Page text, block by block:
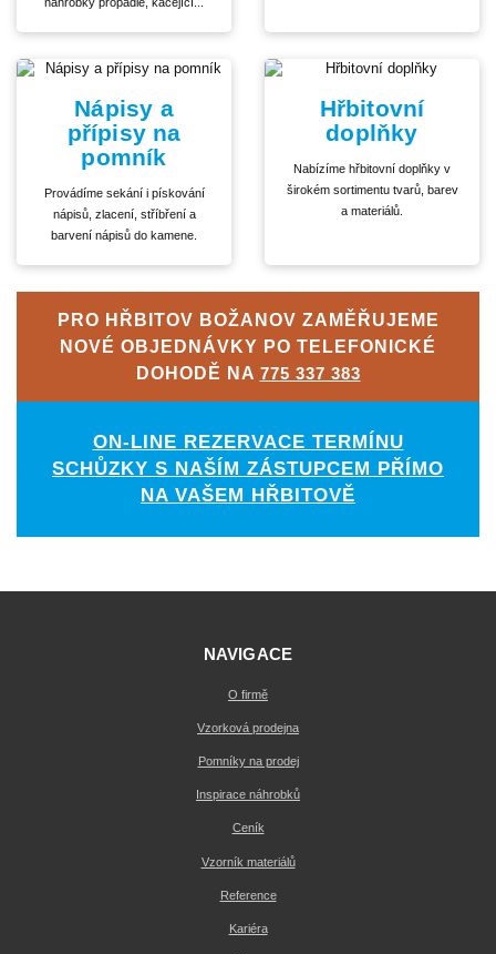
Nápisy a
přípisy na
pomník
Provádíme sekání i pískování
nápisů, zlacení, stříbření a
barvení nápisů do kamene.
Hřbitovní
doplňky
Nabízíme hřbitovní doplňky v
širokém sortimentu tvarů, barev
a materiálů.
PRO HŘBITOV BOŽANOV ZAMĚŘUJEME
NOVÉ OBJEDNÁVKY PO TELEFONICKÉ
DOHODĚ NA 775 337 383
ON-LINE REZERVACE TERMÍNU
SCHŮZKY S NAŠÍM ZÁSTUPCEM PŘÍMO
NA VAŠEM HŘBITOVĚ
NAVIGACE
O firmě
Vzorková prodejna
Pomníky na prodej
Inspirace náhrobků
Ceník
Vzorník materiálů
Reference
Kariéra